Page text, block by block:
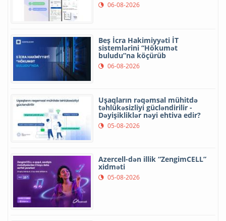
06-08-2026
Beş İcra Hakimiyyəti İT
sistemlərini “Hökumət
buludu”na köçürüb
06-08-2026
Uşaqların rəqəmsal mühitdə
təhlükəsizliyi gücləndirilir -
Dəyişikliklər nəyi ehtiva edir?
05-08-2026
Azercell-dən illik “ZengimCELL”
xidməti
05-08-2026